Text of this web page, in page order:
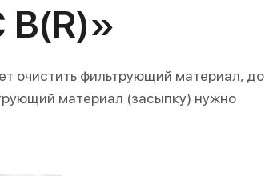
очистить фильтрующий материал, до
материал (засыпку) нужно